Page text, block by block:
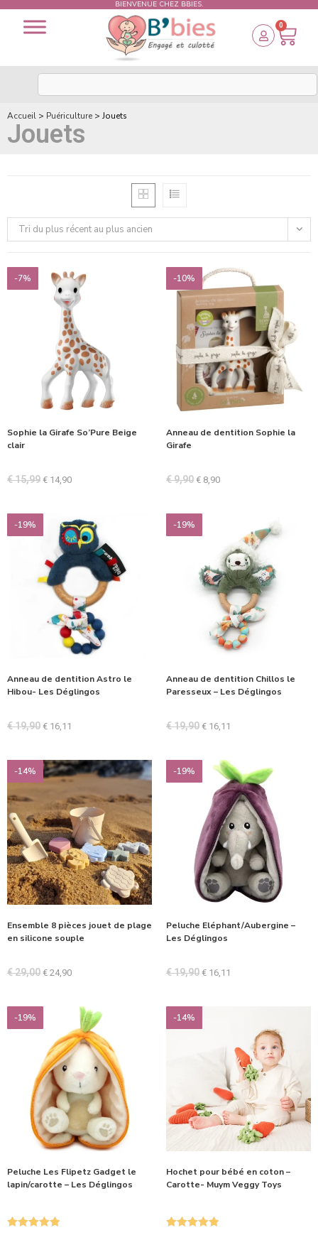
BIENVENUE CHEZ BBIES.
0
Accueil > Puériculture > Jouets
Jouets
Tri du plus récent au plus ancien
-7%
Sophie la Girafe So’Pure Beige
clair
€15,99 € 14,90
-10%
Anneau de dentition Sophie la
Girafe
€9,90 € 8,90
-19%
Anneau de dentition Astro le
Hibou- Les Déglingos
€19,90 € 16,11
-19%
Anneau de dentition Chillos le
Paresseux – Les Déglingos
€19,90 € 16,11
-14%
Ensemble 8 pièces jouet de plage
en silicone souple
€29,00 € 24,90
-19%
Peluche Eléphant/Aubergine –
Les Déglingos
€19,90 € 16,11
-19%
Peluche Les Flipetz Gadget le
lapin/carotte – Les Déglingos
-14%
Hochet pour bébé en coton –
Carotte- Muym Veggy Toys